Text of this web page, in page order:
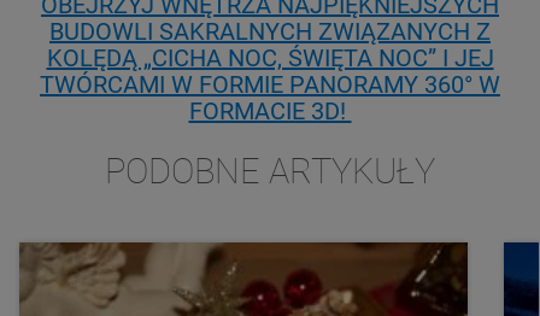
BUDOWLI SAKRALNYCH ZWIĄZANYCH Z
KOLĘDĄ „CICHA NOC, ŚWIĘTA NOC” I JEJ
TWÓRCAMI W FORMIE PANORAMY 360° W
FORMACIE 3D!
PODOBNE ARTYKUŁY